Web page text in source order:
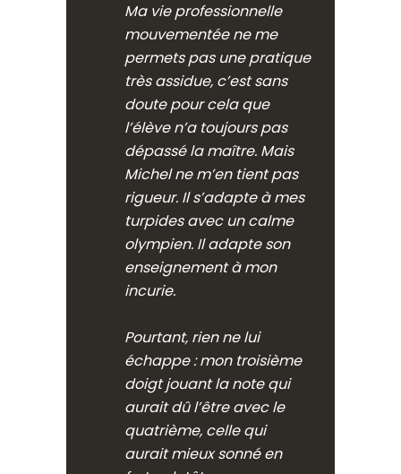
Ma vie professionnelle
mouvementée ne me
permets pas une pratique
très assidue, c’est sans
doute pour cela que
l’élève n’a toujours pas
dépassé la maître. Mais
Michel ne m’en tient pas
rigueur. Il s’adapte à mes
turpides avec un calme
olympien. Il adapte son
enseignement à mon
incurie.
Pourtant, rien ne lui
échappe : mon troisième
doigt jouant la note qui
aurait dû l’être avec le
quatrième, celle qui
aurait mieux sonné en